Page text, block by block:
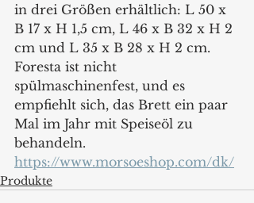
in drei Größen erhältlich: L 50 x
B 17 x H 1,5 cm, L 46 x B 32 x H 2
cm und L 35 x B 28 x H 2 cm.
Foresta ist nicht
spülmaschinenfest, und es
empfiehlt sich, das Brett ein paar
Mal im Jahr mit Speiseöl zu
behandeln.
https://www.morsoeshop.com/dk/
Produkte